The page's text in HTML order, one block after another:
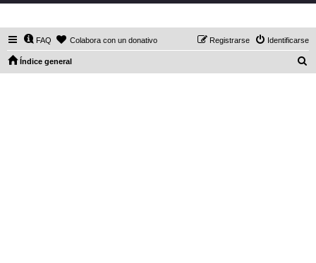
FAQ Colabora con un donativo Identificarse
Registrarse
Índice general